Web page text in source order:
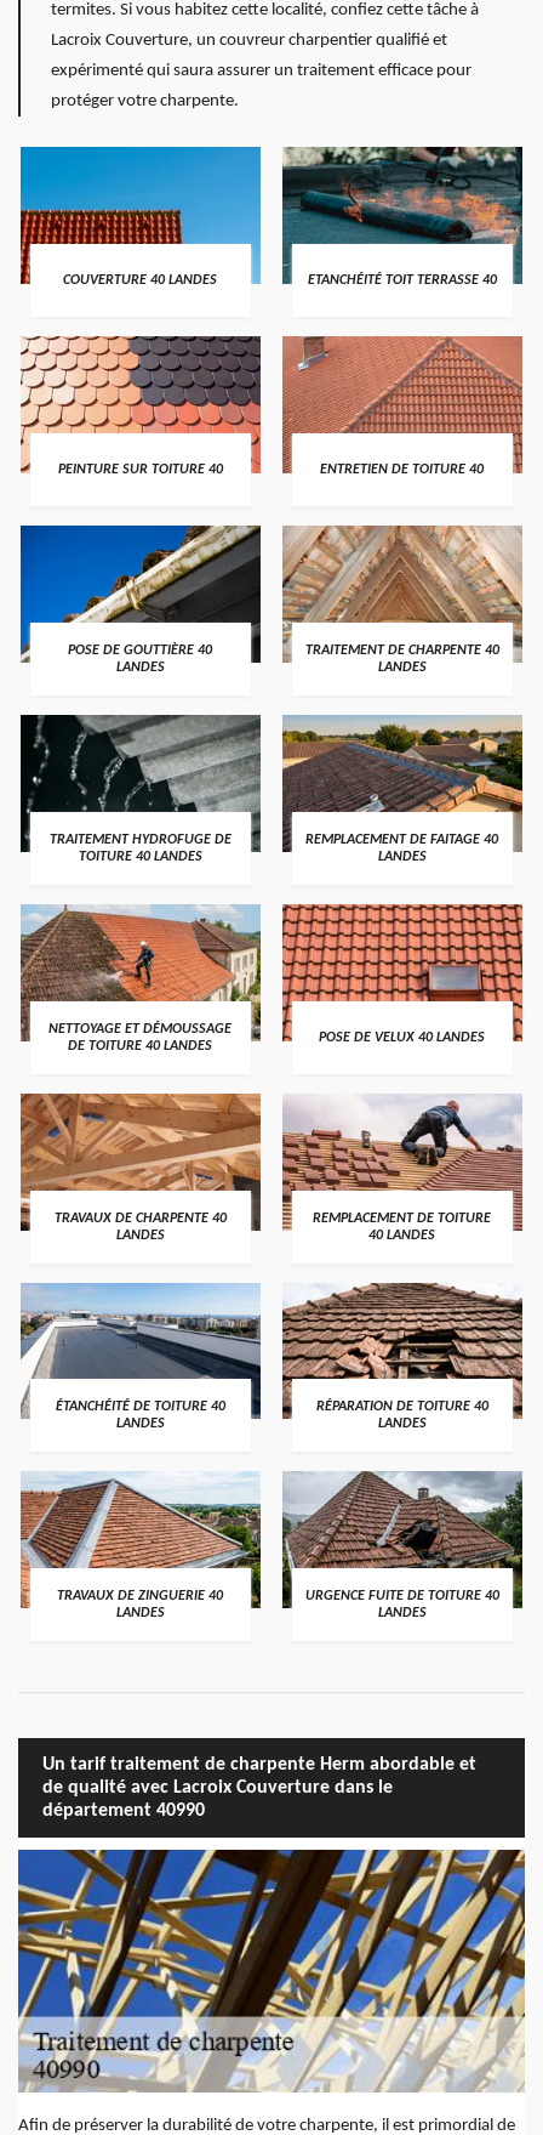
termites. Si vous habitez cette localité, confiez cette tâche à
Lacroix Couverture, un couvreur charpentier qualifié et
expérimenté qui saura assurer un traitement efficace pour
protéger votre charpente.
COUVERTURE 40 LANDES ETANCHÉITÉ TOIT TERRASSE 40
PEINTURE SUR TOITURE 40 ENTRETIEN DE TOITURE 40
POSE DE GOUTTIÈRE 40
LANDES
TRAITEMENT DE CHARPENTE 40
LANDES
TRAITEMENT HYDROFUGE DE
TOITURE 40 LANDES
REMPLACEMENT DE FAITAGE 40
LANDES
NETTOYAGE ET DÉMOUSSAGE
DE TOITURE 40 LANDES
POSE DE VELUX 40 LANDES
TRAVAUX DE CHARPENTE 40
LANDES
REMPLACEMENT DE TOITURE
40 LANDES
ÉTANCHÉITÉ DE TOITURE 40
LANDES
RÉPARATION DE TOITURE 40
LANDES
TRAVAUX DE ZINGUERIE 40
LANDES
URGENCE FUITE DE TOITURE 40
LANDES
Un tarif traitement de charpente Herm abordable et
de qualité avec Lacroix Couverture dans le
département 40990
Afin de préserver la durabilité de votre charpente, il est primordial de